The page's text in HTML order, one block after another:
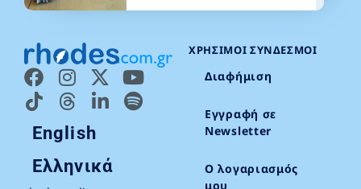
English
Ελληνικά
ΧΡΉΣΙΜΟΙ ΣΎΝΔΕΣΜΟΙ
Διαφήμιση
Εγγραφή σε
Newsletter
Ο λογαριασμός
μου